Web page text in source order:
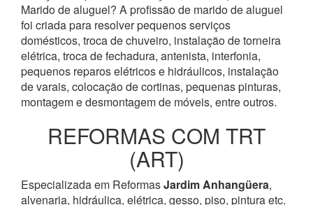
Marido de aluguel? A profissão de marido de aluguel
foi criada para resolver pequenos serviços
domésticos, troca de chuveiro, instalação de torneira
elétrica, troca de fechadura, antenista, interfonia,
pequenos reparos elétricos e hidráulicos, instalação
de varais, colocação de cortinas, pequenas pinturas,
montagem e desmontagem de móveis, entre outros.
REFORMAS COM TRT
(ART)
Especializada em ReformasJardim Anhangüera,
alvenaria, hidráulica, elétrica, gesso, piso, pintura etc.